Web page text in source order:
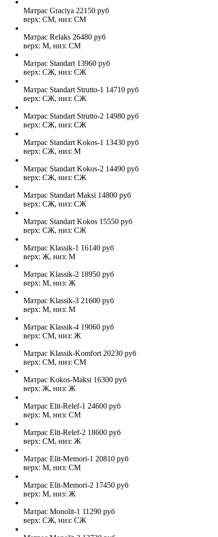
Матрас Graciya 22150 руб
верх: СМ, низ: СМ
Матрас Relaks 26480 руб
верх: М, низ: СМ
Матрас Standart 13960 руб
верх: СЖ, низ: СЖ
Матрас Standart Strutto-1 14710 руб
верх: СЖ, низ: СЖ
Матрас Standart Strutto-2 14980 руб
верх: СЖ, низ: СЖ
Матрас Standart Kokos-1 13430 руб
верх: СЖ, низ: М
Матрас Standart Kokos-2 14490 руб
верх: СЖ, низ: СЖ
Матрас Standart Maksi 14800 руб
верх: СЖ, низ: СЖ
Матрас Standart Kokos 15550 руб
верх: СЖ, низ: СЖ
Матрас Klassik-1 16140 руб
верх: Ж, низ: М
Матрас Klassik-2 18950 руб
верх: М, низ: Ж
Матрас Klassik-3 21600 руб
верх: М, низ: М
Матрас Klassik-4 19060 руб
верх: СМ, низ: Ж
Матрас Klassik-Komfort 20230 руб
верх: СМ, низ: СМ
Матрас Kokos-Maksi 16300 руб
верх: Ж, низ: Ж
Матрас Elit-Relef-1 24600 руб
верх: М, низ: СМ
Матрас Elit-Relef-2 18600 руб
верх: СМ, низ: Ж
Матрас Elit-Memori-1 20810 руб
верх: М, низ: СМ
Матрас Elit-Memori-2 17450 руб
верх: М, низ: Ж
Матрас Monolit-1 11290 руб
верх: СЖ, низ: СЖ